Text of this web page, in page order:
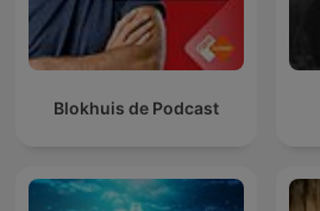
Blokhuis de Podcast